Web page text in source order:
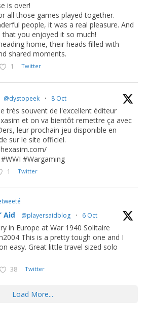
is over!
all those games played together.
people, it was a real pleasure. And
that you enjoyed it so much!
home, their heads filled with
shared moments.
1 Twitter
@dystopeek · 8 Oct
très souvent de l'excellent éditeur
et on va bientôt remettre ça avec
leur prochain jeu disponible en
sur le site officiel.
#Wargaming
1 Twitter
Aid @playersaidblog · 6 Oct
in Europe at War 1940 Solitaire
This is a pretty tough one and I
easy. Great little travel sized solo
38 Twitter
Load More...